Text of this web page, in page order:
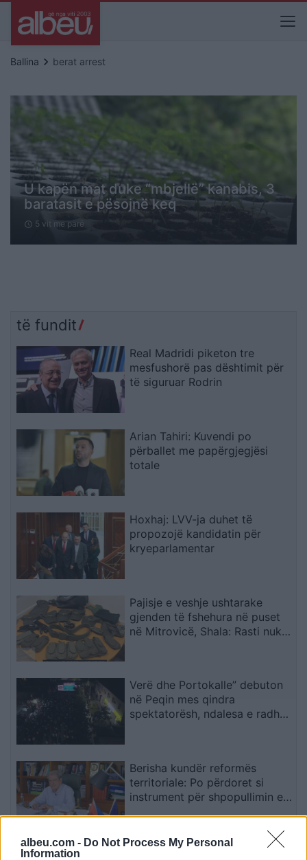
albeu.com - Do Not Process My Personal
Information
Ballina keyboard_arrow_right berat arrest
U kapën mat duke “mbjellë” kanabis, 3
baratasit e pësojnë keq
schedule 5 vit me parë
të fundit
Real Madridi piketon tre
mesfushorë pas dështimit për
të siguruar Rodrin
Arian Tahiri: Kuvendi po
përballet me papërgjegjësi
totale
Hoxhaj: LVV-ja duhet të
propozojë kandidatin për
kryeparlamentar
Pajisje e veshje ushtarake
gjenden të fshehura në puset
në Mitrovicë, Shala: Rasti nuk
Verë dhe Portokalle” debuton
në Peqin mes qindra
spektatorësh, ndalesa e radhës
Berisha kundër reformës
territoriale: Po përdoret si
instrument për shpopullimin e
Shpërthen Etna, pezullohen